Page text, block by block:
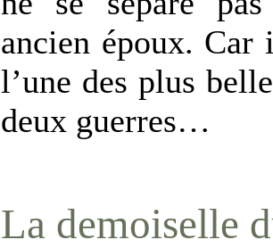
ancien époux. Car
l’une des plus
deux guerres…
La demoiselle